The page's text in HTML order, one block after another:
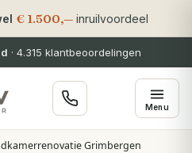
€ 1.500,— inruilvoordeel
· 4.315 klantbeoordelingen
Menu
Grimbergen